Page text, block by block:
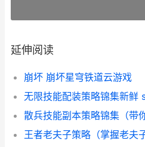
延伸阅读
崩坏 崩坏星穹铁道云游戏
无限技能配装策略锦集新鲜